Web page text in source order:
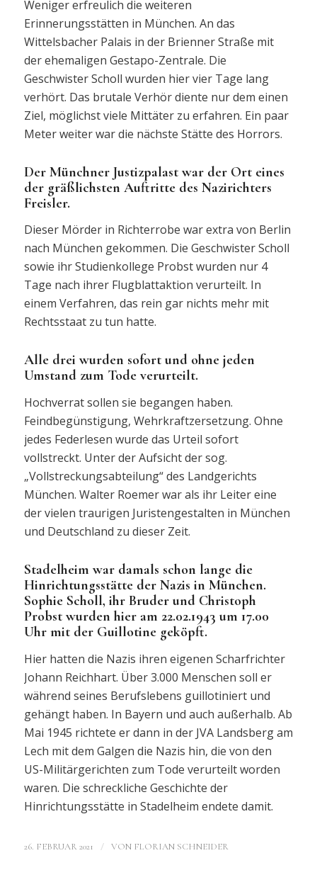
Weniger erfreulich die weiteren
Erinnerungsstätten in München. An das
Wittelsbacher Palais in der Brienner Straße mit
der ehemaligen Gestapo-Zentrale. Die
Geschwister Scholl wurden hier vier Tage lang
verhört. Das brutale Verhör diente nur dem einen
Ziel, möglichst viele Mittäter zu erfahren. Ein paar
Meter weiter war die nächste Stätte des Horrors.
Der Münchner Justizpalast war der Ort eines
der gräßlichsten Auftritte des Nazirichters
Freisler.
Dieser Mörder in Richterrobe war extra von Berlin
nach München gekommen. Die Geschwister Scholl
sowie ihr Studienkollege Probst wurden nur 4
Tage nach ihrer Flugblattaktion verurteilt. In
einem Verfahren, das rein gar nichts mehr mit
Rechtsstaat zu tun hatte.
Alle drei wurden sofort und ohne jeden
Umstand zum Tode verurteilt.
Hochverrat sollen sie begangen haben.
Feindbegünstigung, Wehrkraftzersetzung. Ohne
jedes Federlesen wurde das Urteil sofort
vollstreckt. Unter der Aufsicht der sog.
„Vollstreckungsabteilung“ des Landgerichts
München. Walter Roemer war als ihr Leiter eine
der vielen traurigen Juristengestalten in München
und Deutschland zu dieser Zeit.
Stadelheim war damals schon lange die
Hinrichtungsstätte der Nazis in München.
Sophie Scholl, ihr Bruder und Christoph
Probst wurden hier am 22.02.1943 um 17.00
Uhr mit der Guillotine geköpft.
Hier hatten die Nazis ihren eigenen Scharfrichter
Johann Reichhart. Über 3.000 Menschen soll er
während seines Berufslebens guillotiniert und
gehängt haben. In Bayern und auch außerhalb. Ab
Mai 1945 richtete er dann in der JVA Landsberg am
Lech mit dem Galgen die Nazis hin, die von den
US-Militärgerichten zum Tode verurteilt worden
waren. Die schreckliche Geschichte der
Hinrichtungsstätte in Stadelheim endete damit.
26. FEBRUAR 2021 / VON FLORIAN SCHNEIDER